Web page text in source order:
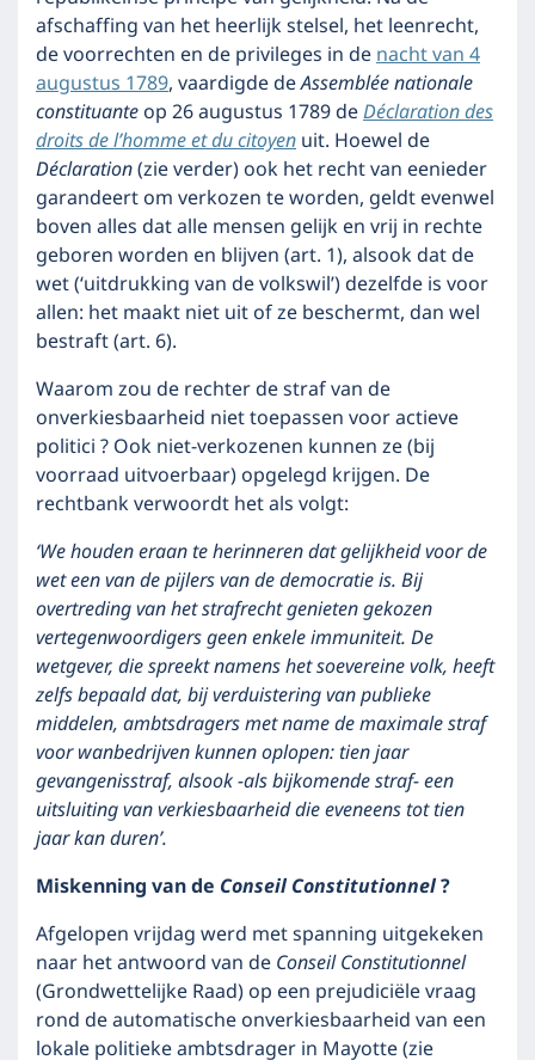
afschaffing van het heerlijk stelsel, het leenrecht,
de voorrechten en de privileges in denacht van 4
augustus 1789, vaardigde deAssemblée nationale
constituanteop 26 augustus 1789 deDéclaration des
droits de l’homme et du citoyenuit. Hoewel de
Déclaration(zie verder) ook het recht van eenieder
garandeert om verkozen te worden, geldt evenwel
boven alles dat alle mensen gelijk en vrij in rechte
geboren worden en blijven (art. 1), alsook dat de
wet (‘uitdrukking van de volkswil’) dezelfde is voor
allen: het maakt niet uit of ze beschermt, dan wel
bestraft (art. 6).
Waarom zou de rechter de straf van de
onverkiesbaarheid niet toepassen voor actieve
politici ? Ook niet-verkozenen kunnen ze (bij
voorraad uitvoerbaar) opgelegd krijgen. De
rechtbank verwoordt het als volgt:
‘We houden eraan te herinneren dat gelijkheid voor de
wet een van de pijlers van de democratie is. Bij
overtreding van het strafrecht genieten gekozen
vertegenwoordigers geen enkele immuniteit. De
wetgever, die spreekt namens het soevereine volk, heeft
zelfs bepaald dat, bij verduistering van publieke
middelen, ambtsdragers met name de maximale straf
voor wanbedrijven kunnen oplopen: tien jaar
gevangenisstraf, alsook -als bijkomende straf- een
uitsluiting van verkiesbaarheid die eveneens tot tien
jaar kan duren’.
Miskenning van de Conseil Constitutionnel?
Afgelopen vrijdag werd met spanning uitgekeken
naar het antwoord van deConseil Constitutionnel
(Grondwettelijke Raad) op een prejudiciële vraag
rond de automatische onverkiesbaarheid van een
lokale politieke ambtsdrager in Mayotte (zie